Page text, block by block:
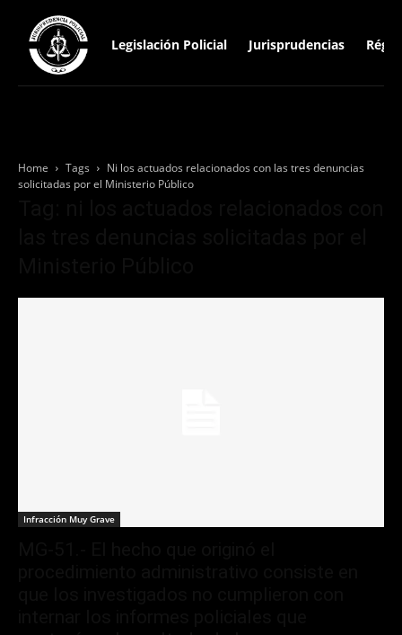
Legislación Policial Jurisprudencias
Home Tags
Ni los actuados relacionados con las tres denuncias
solicitadas por el Ministerio Público
Infracción Muy Grave